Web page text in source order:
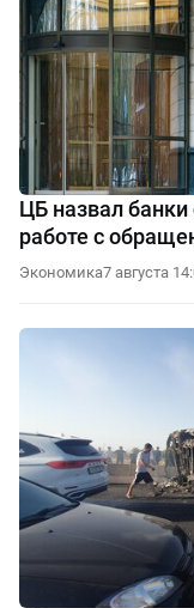
ЦБ назвал
работе с
Экономика7 августа